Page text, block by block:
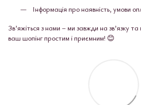
Інформація про наявність, умови
Зв’яжіться з нами – ми завжди на зв’язку
ваш шопінг простим і приємним! 😊